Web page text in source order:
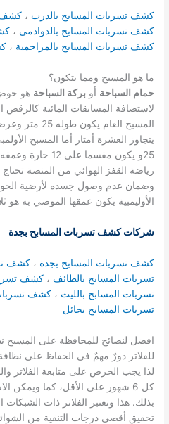
كشف تسربات المسابح بالدرب ،كشف
كشف تسربات المسابح بالدوادمى ،
كشف تسربات المسابح بالمزاحمية ،
ما هو المسبح ومما يتكون؟
حمام السباحة أوبركة السباحة هو
لاستضافة المسابقات المائية كالرقص
25و يكون مقسما
رياضة القفز الهوائي من المنصة
وضمان عدم وصول جسده لأرضية
الأوليمبية يكون عمقها الموصي به هو
شركات كشف تسربات المسابح بجدة
كشف تسربات المسابح بجدة ،كشف
تسربات المسابح بالطائف ،كشف
تسربات المسابح بالليث ،كشف
تسربات المسابح بحائل
افضل لنصائح للمحافظة على المسبح
للفلاتر دورٌ مهمٌ في الحفاظ على
لذا يجب الحرص على متابعة الفلاتر
كل 6 شهور على الأقل، كما ويمكن
بذلك. هذا وتعتبر الفلاتر ذات
تحقيق أقصى درجات التنقية من